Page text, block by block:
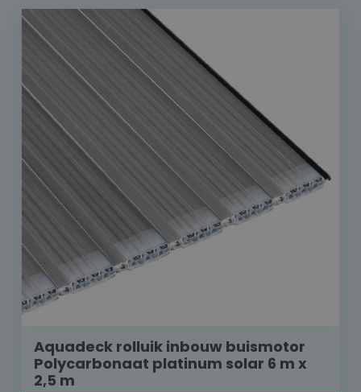
Aquadeck rolluik inbouw buismotor
Polycarbonaat platinum solar 6 m x
2,5 m